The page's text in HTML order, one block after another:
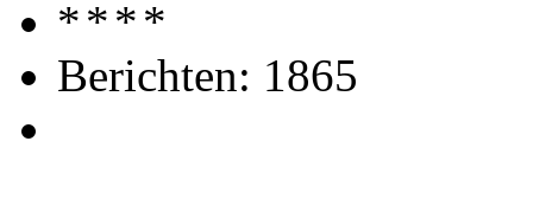
Berichten: 1865